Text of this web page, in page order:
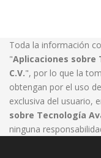
Toda la información
"Aplicaciones sobre
C.V.", por lo que la
obtengan por el uso
exclusiva del usuario,
sobre Tecnología
ninguna